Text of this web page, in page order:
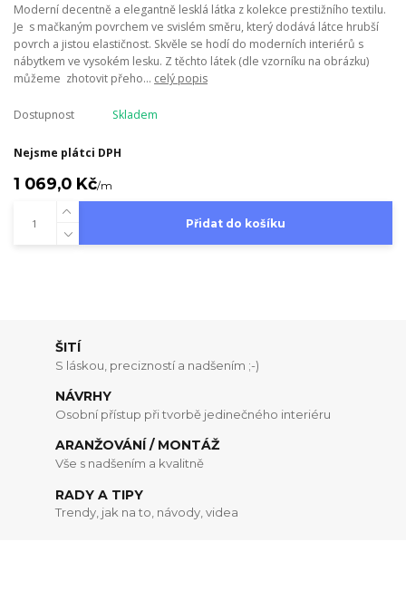
Moderní decentně a elegantně lesklá látka z kolekce prestižního textilu.
Je s mačkaným povrchem ve svislém směru, který dodává látce hrubší
povrch a jistou elastičnost. Skvěle se hodí do moderních interiérů s
nábytkem ve vysokém lesku. Z těchto látek (dle vzorníku na obrázku)
můžeme zhotovit přeho... celý popis
Dostupnost Skladem
Nejsme plátci DPH
1 069,0 Kč/m
Přidat do košíku
ŠITÍ
S láskou, precizností a nadšením ;-)
NÁVRHY
Osobní přístup při tvorbě jedinečného interiéru
ARANŽOVÁNÍ / MONTÁŽ
Vše s nadšením a kvalitně
RADY A TIPY
Trendy, jak na to, návody, videa